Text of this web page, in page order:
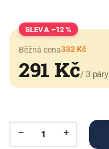
–12 %
Běžná cena332 Kč
291 Kč/ 3 páry